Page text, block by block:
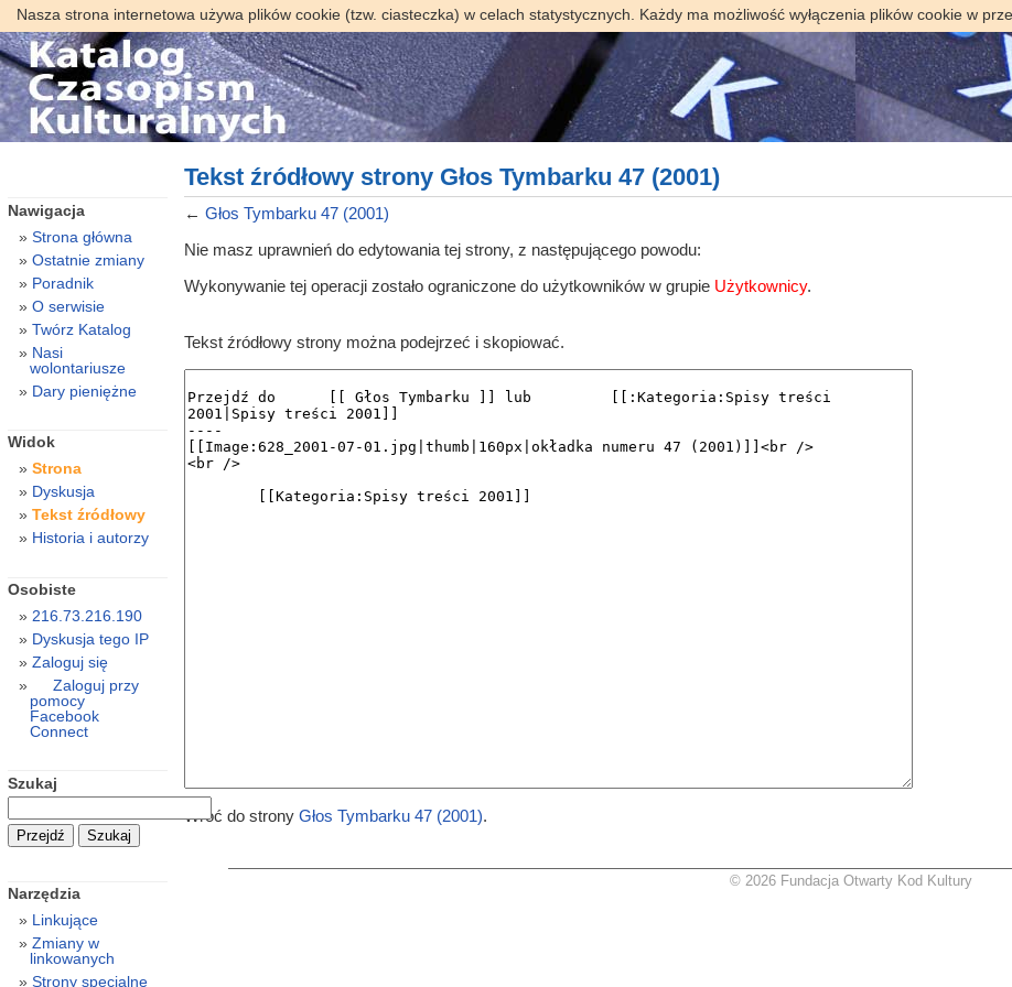
Nasza strona internetowa używa plików cookie (tzw. ciasteczka) w celach statystycznych. Każdy ma możliwość wyłączenia plików cookie w
Tekst źródłowy strony Głos Tymbarku 47 (2001)
← Głos Tymbarku 47 (2001)
Nie masz uprawnień do edytowania tej strony, z następującego powodu:
Wykonywanie tej operacji zostało ograniczone do użytkowników w grupie Użytkownicy.
Tekst źródłowy strony można podejrzeć i skopiować.
Wróć do strony Głos Tymbarku 47 (2001).
Nawigacja
Strona główna
Ostatnie zmiany
Poradnik
O serwisie
Twórz Katalog
Nasi
wolontariusze
Dary pieniężne
Widok
Strona
Dyskusja
Tekst źródłowy
Historia i autorzy
Osobiste
216.73.216.190
Dyskusja tego IP
Zaloguj się
Zaloguj przy
pomocy
Facebook
Connect
Szukaj
Narzędzia
Linkujące
Zmiany w
linkowanych
Strony specjalne
© 2026 Fundacja Otwarty Kod Kultury